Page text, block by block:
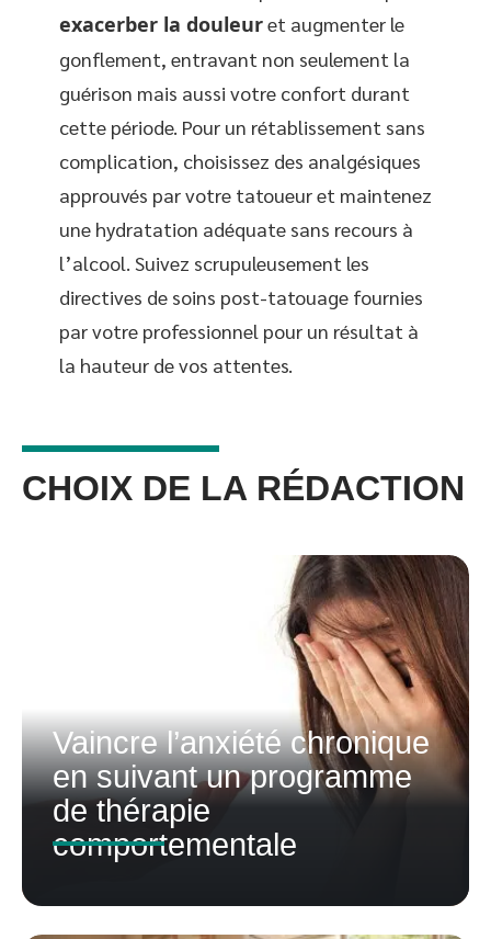
exacerber la douleuret augmenter le
gonflement, entravant non seulement la
guérison mais aussi votre confort durant
cette période. Pour un rétablissement sans
complication, choisissez des analgésiques
approuvés par votre tatoueur et maintenez
une hydratation adéquate sans recours à
l’alcool. Suivez scrupuleusement les
directives de soins post-tatouage fournies
par votre professionnel pour un résultat à
la hauteur de vos attentes.
CHOIX DE LA RÉDACTION
Vaincre l’anxiété chronique
en suivant un programme
de thérapie
comportementale